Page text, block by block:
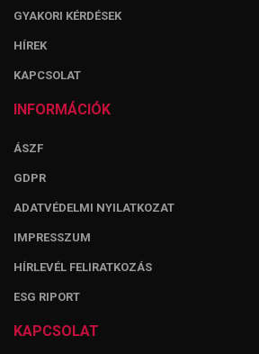
GYAKORI KÉRDÉSEK
HÍREK
KAPCSOLAT
INFORMÁCIÓK
ÁSZF
GDPR
ADATVÉDELMI NYILATKOZAT
IMPRESSZUM
HÍRLEVÉL FELIRATKOZÁS
ESG RIPORT
KAPCSOLAT